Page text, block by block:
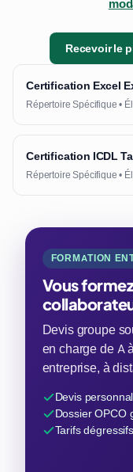
Recevoir le
Certification Excel
Répertoire Spécifique •
Certification ICDL
Répertoire Spécifique •
FORMATION
Vous
Devis groupe
en charge de A
entreprise, à
Devis
Dossier OPCO
Tarifs